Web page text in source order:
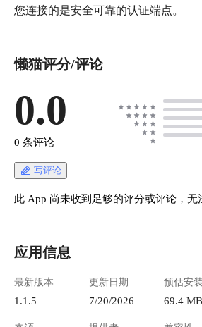
您连接的是安全可靠的认证端点。
懒猫评分/评论
0.0
0 条评论
写评论
此 App 尚未收到足够的评分或评论，无
应用信息
最新版本
1.1.5
更新日期
7/20/2026
预估安
69.4 MB